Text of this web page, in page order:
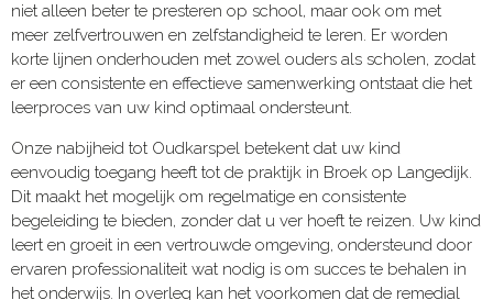
niet alleen beter te presteren op school, maar ook om met
meer zelfvertrouwen en zelfstandigheid te leren. Er worden
korte lijnen onderhouden met zowel ouders als scholen, zodat
er een consistente en effectieve samenwerking ontstaat die het
leerproces van uw kind optimaal ondersteunt.
Onze nabijheid tot Oudkarspel betekent dat uw kind
eenvoudig toegang heeft tot de praktijk in Broek op Langedijk.
Dit maakt het mogelijk om regelmatige en consistente
begeleiding te bieden, zonder dat u ver hoeft te reizen. Uw kind
leert en groeit in een vertrouwde omgeving, ondersteund door
ervaren professionaliteit wat nodig is om succes te behalen in
het onderwijs. In overleg kan het voorkomen dat de remedial